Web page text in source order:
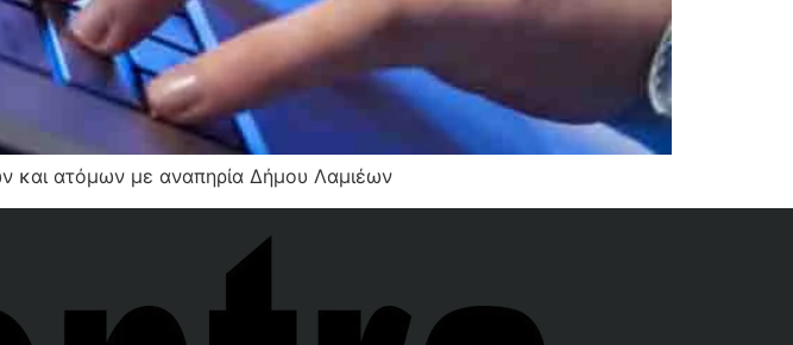
και ατόμων με αναπηρία Δήμου Λαμιέων